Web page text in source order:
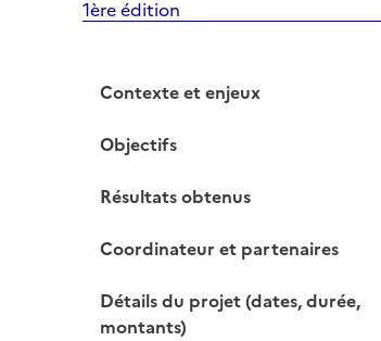
1ère édition
Contexte et enjeux
Objectifs
Résultats obtenus
Coordinateur et partenaires
Détails du projet (dates, durée,
montants)